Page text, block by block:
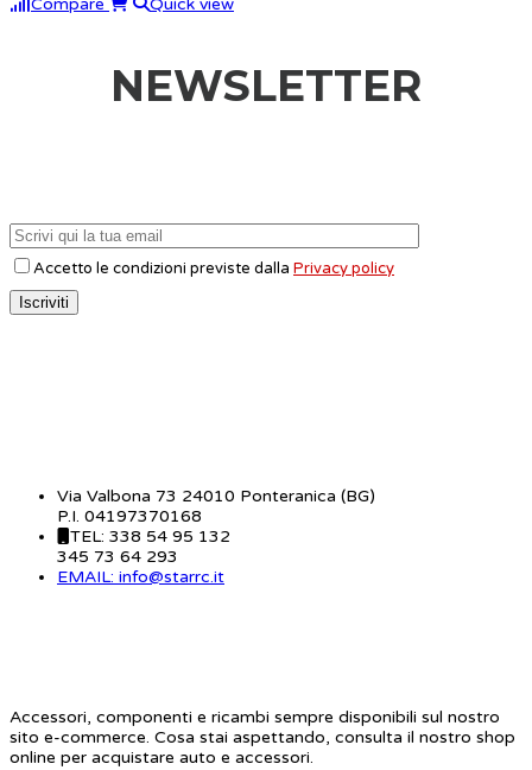
NEWSLETTER
Accetto le condizioni previste dalla Privacy policy
Via Valbona 73 24010 Ponteranica (BG)
P.I. 04197370168
TEL: 338 54 95 132
345 73 64 293
EMAIL: info@starrc.it
Accessori, componenti e ricambi sempre disponibili sul nostro
sito e-commerce. Cosa stai aspettando, consulta il nostro shop
online per acquistare auto e accessori.